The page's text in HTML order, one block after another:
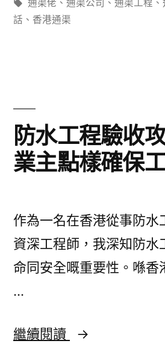
漏
解
決
到？
專
業
工
籤:
通渠佬 、 通渠公司 、 通渠工程 、
話 、 香港通渠
防水工程驗收
業主點樣確保
作為一名在香港從事防水
資深工程師，我深知防水
命同安全嘅重要性。喺香
…
繼續閱讀
防